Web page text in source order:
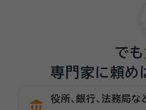
でも
専門家に頼め
account_balance 役所、銀行、法務局な